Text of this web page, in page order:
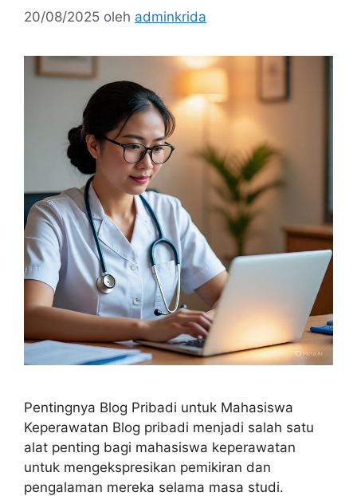
20/08/2025 oleh adminkrida
Pentingnya Blog Pribadi untuk Mahasiswa
Keperawatan Blog pribadi menjadi salah satu
alat penting bagi mahasiswa keperawatan
untuk mengekspresikan pemikiran dan
pengalaman mereka selama masa studi.